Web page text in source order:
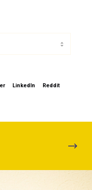
LinkedIn Reddit